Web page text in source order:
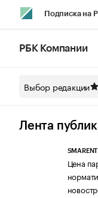
Подписка на
Спецпроекты
Технологии и
РБК Компании
Выбор редакции
Лента
SMARENT
Цена